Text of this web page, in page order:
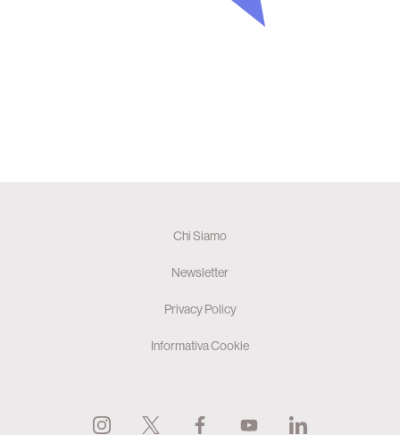
Chi Siamo
Newsletter
Privacy Policy
Informativa Cookie